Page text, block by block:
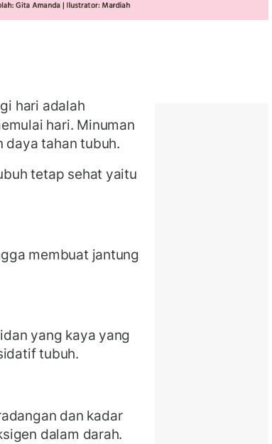
hari adalah
hari. Minuman
daya tahan tubuh.
tetap sehat yaitu
membuat jantung
yang kaya yang
tubuh.
dan kadar
dalam darah.